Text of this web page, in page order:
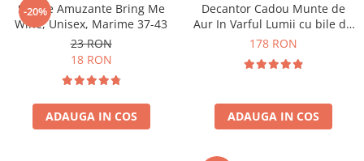
-20%
Sosete Amuzante Bring Me
Wine, Unisex, Marime 37-43
23 RON
18 RON
ADAUGA IN COS
Decantor Cadou Munte de
Aur In Varful Lumii cu bile de
curatare
178 RON
ADAUGA IN COS